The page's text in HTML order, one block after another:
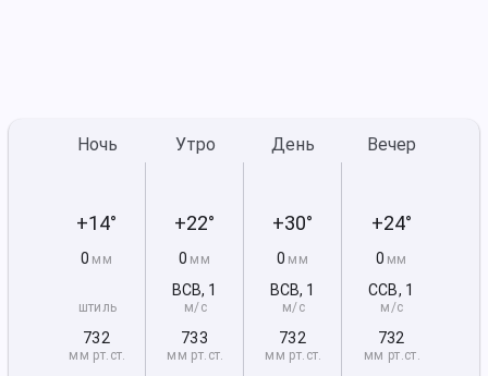
Ночь
+14°
0 мм
штиль
732
мм рт.ст.
Утро
+22°
0 мм
ВСВ, 1
м/с
733
мм рт.ст.
День
+30°
0 мм
ВСВ, 1
м/с
732
мм рт.ст.
Вечер
+24°
0 мм
ССВ, 1
м/с
732
мм рт.ст.